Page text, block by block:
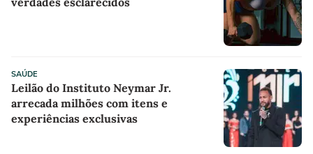
SAÚDE
Leilão do Instituto Neymar Jr.
arrecada milhões com itens e
experiências exclusivas